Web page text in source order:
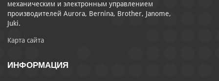
механическим и электронным управлением
производителей Aurora, Bernina, Brother, Janome,
Juki.
Карта сайта
ИНФОРМАЦИЯ